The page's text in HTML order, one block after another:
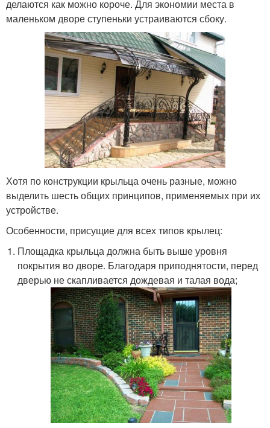
делаются как можно короче. Для экономии места в
маленьком дворе ступеньки устраиваются сбоку.
Хотя по конструкции крыльца очень разные, можно
выделить шесть общих принципов, применяемых при их
устройстве.
Особенности, присущие для всех типов крылец:
Площадка крыльца должна быть выше уровня
покрытия во дворе. Благодаря приподнятости, перед
дверью не скапливается дождевая и талая вода;